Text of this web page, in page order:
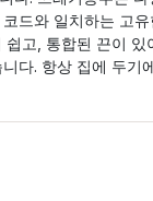
드와 일치하는 고
쉽고, 통합된 끈이 있
다. 항상 집에 두기